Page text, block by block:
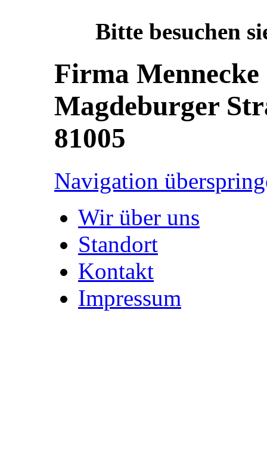
Bitte besuchen
Firma Mennecke
Magdeburger
81005
Navigation
Wir über uns
Standort
Kontakt
Impressum